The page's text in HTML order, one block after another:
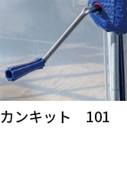
カンキット 101